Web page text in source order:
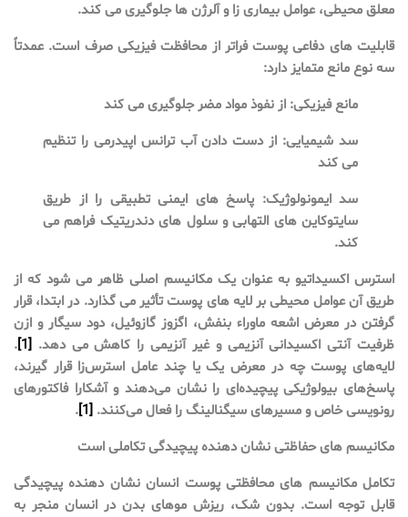
معلق محیطی، عوامل بیماری زا و آلرژن ها جلوگیری می کند.
قابلیت های دفاعی پوست فراتر از محافظت فیزیکی صرف است. عمدتاً
سه نوع مانع متمایز دارد:
مانع فیزیکی: از نفوذ مواد مضر جلوگیری می کند
سد شیمیایی: از دست دادن آب ترانس اپیدرمی را تنظیم
می کند
سد ایمونولوژیک: پاسخ های ایمنی تطبیقی ​​را از طریق
سایتوکاین های التهابی و سلول های دندریتیک فراهم می
کند.
استرس اکسیداتیو به عنوان یک مکانیسم اصلی ظاهر می شود که از
طریق آن عوامل محیطی بر لایه های پوست تأثیر می گذارد. در ابتدا، قرار
گرفتن در معرض اشعه ماوراء بنفش، اگزوز گازوئیل، دود سیگار و ازن
ظرفیت آنتی اکسیدانی آنزیمی و غیر آنزیمی را کاهش می دهد. [1]
.
لایه‌های پوست چه در معرض یک یا چند عامل استرس‌زا قرار گیرند،
پاسخ‌های بیولوژیکی پیچیده‌ای را نشان می‌دهند و آشکارا فاکتورهای
رونویسی خاص و مسیرهای سیگنالینگ را فعال می‌کنند. [1]
.
مکانیسم های حفاظتی نشان دهنده پیچیدگی تکاملی است
تکامل مکانیسم های محافظتی پوست انسان نشان دهنده پیچیدگی
قابل توجه است. بدون شک، ریزش موهای بدن در انسان منجر به